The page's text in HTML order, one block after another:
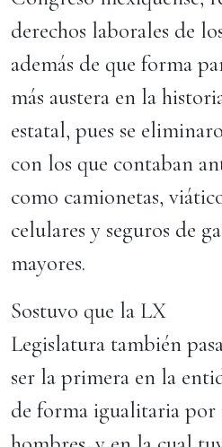
derechos laborales de
además de que forma
más austera en la
estatal, pues se
con los que contaban
como camionetas,
celulares y seguros de
mayores.
Sostuvo que la LX
Legislatura también
ser la primera en la
de forma igualitaria por